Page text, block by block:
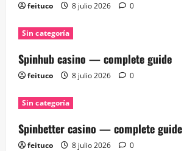
feituco 8 julio 2026 0
Sin categoría
Spinhub casino — complete guide
feituco 8 julio 2026 0
Sin categoría
Spinbetter casino — complete guide
feituco 8 julio 2026 0